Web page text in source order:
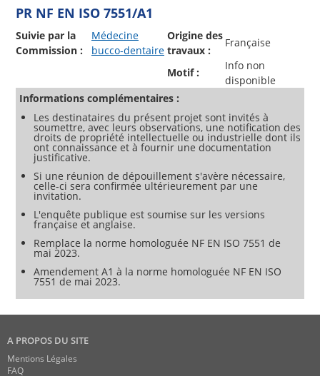
PR NF EN ISO 7551/A1
Suivie par la
Commission :
Médecine
bucco-dentaire
Origine des
travaux :
Française
Motif :
Info non
disponible
Informations complémentaires :
Les destinataires du présent projet sont invités à
soumettre, avec leurs observations, une notification des
droits de propriété intellectuelle ou industrielle dont ils
ont connaissance et à fournir une documentation
justificative.
Si une réunion de dépouillement s'avère nécessaire,
celle-ci sera confirmée ultérieurement par une
invitation.
L'enquête publique est soumise sur les versions
française et anglaise.
Remplace la norme homologuée NF EN ISO 7551 de
mai 2023.
Amendement A1 à la norme homologuée NF EN ISO
7551 de mai 2023.
A PROPOS DU SITE
Mentions Légales
FAQ